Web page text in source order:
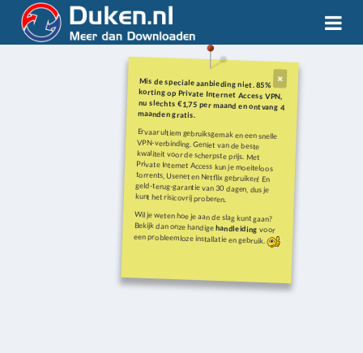
Mis de speciale aanbieding niet. 85%
korting op Private Internet Access VPN,
nu slechts €1,75 per maand en ontvang 4
maanden gratis.
Ervaar ultiem gebruiksgemak en een snelle
VPN-verbinding. Geniet van de beste
kwaliteit voor de scherpste prijs. Met
Private Internet Access kun je moeiteloos
torrents, Usenet en Netflix gebruiken! En
geld-terug-garantie van 30 dagen, dus je
kunt het risicovrij proberen.
Wil je weten hoe je aan de slag kunt gaan?
Bekijk dan onze handigehandleiding voor
een probleemloze installatie en gebruik.